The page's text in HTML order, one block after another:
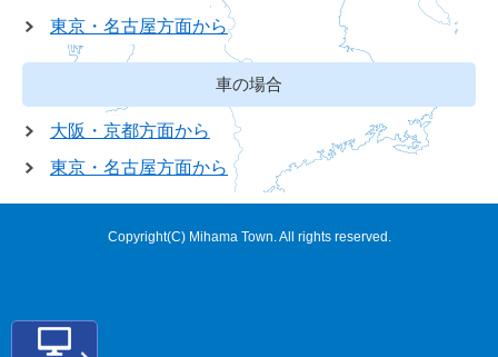
東京・名古屋方面から
車の場合
大阪・京都方面から
東京・名古屋方面から
Copyright(C) Mihama Town. All rights reserved.